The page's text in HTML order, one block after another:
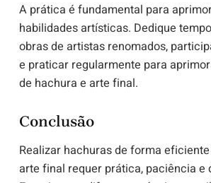
A prática é fundamental para
habilidades artísticas. Dedique
obras de artistas renomados,
e praticar regularmente para
de hachura e arte final.
Conclusão
Realizar hachuras de forma
arte final requer prática, paciência e